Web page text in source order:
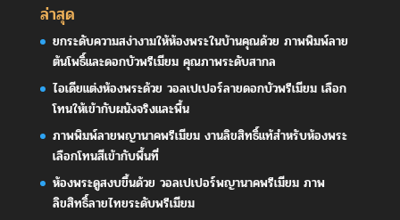
ล่าสุด
ยกระดับความสง่างามให้ห้องพระในบ้านคุณด้วย ภาพพิมพ์ลาย
ต้นโพธิ์และดอกบัวพรีเมียม คุณภาพระดับสากล
ไอเดียแต่งห้องพระด้วย วอลเปเปอร์ลายดอกบัวพรีเมียม เลือก
โทนให้เข้ากับผนังจริงและพื้น
ภาพพิมพ์ลายพญานาคพรีเมียม งานลิขสิทธิ์แท้สำหรับห้องพระ
เลือกโทนสีเข้ากับพื้นที่
ห้องพระดูสงบขึ้นด้วย วอลเปเปอร์พญานาคพรีเมียม ภาพ
ลิขสิทธิ์ลายไทยระดับพรีเมียม